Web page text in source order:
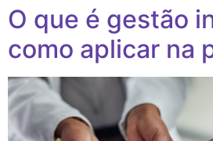
O que é gestão
como aplicar na